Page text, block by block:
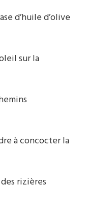
d’huile d’olive
sur la
à concocter la
rizières